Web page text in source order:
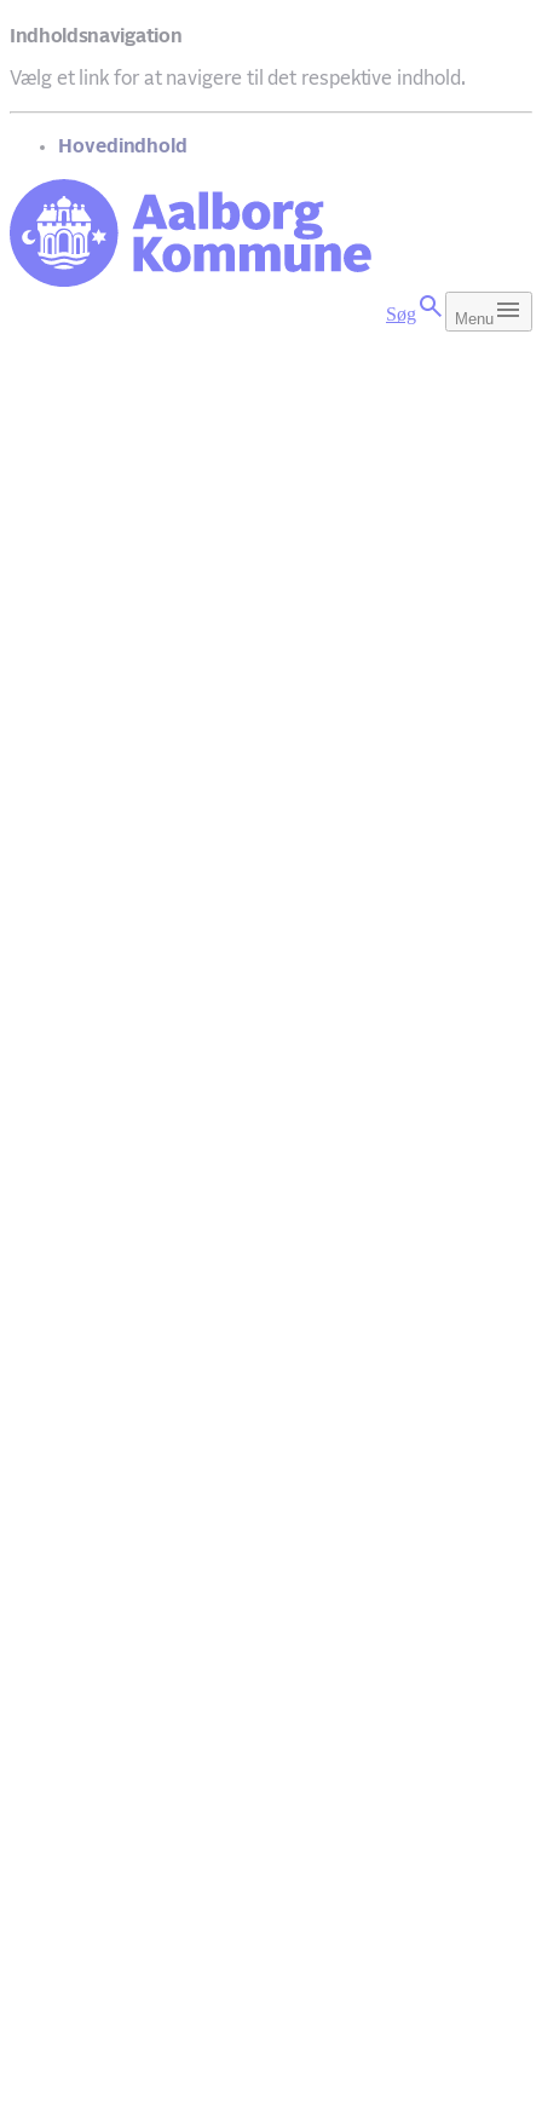
Indholdsnavigation
Vælg et link for at navigere til det respektive indhold.
gå til
Hovedindhold
Søg Menu